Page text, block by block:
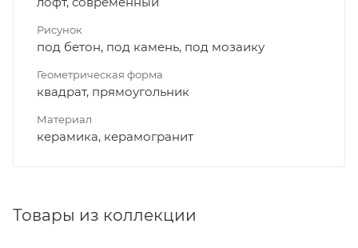
Рисунок
под бетон, под камень, под мозаику
Геометрическая форма
квадрат, прямоугольник
Материал
керамика, керамогранит
Товары из коллекции